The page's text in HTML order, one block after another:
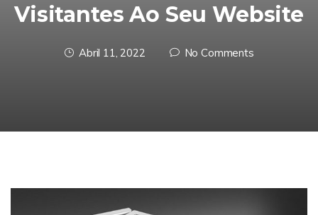
Visitantes Ao Seu Website
Abril 11, 2022 No Comments